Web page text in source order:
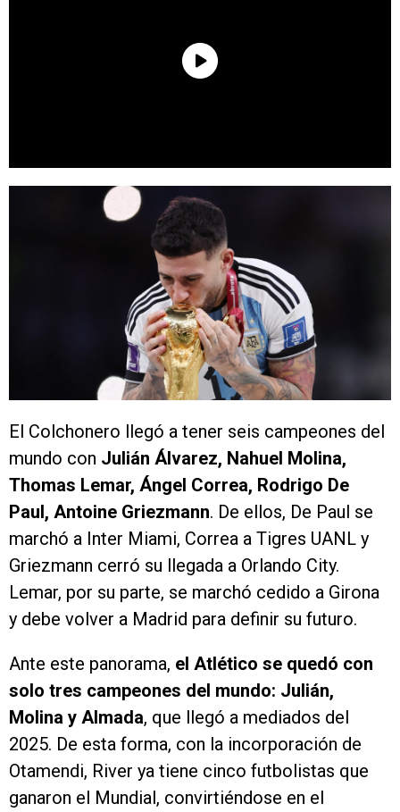
El Colchonero llegó a tener seis campeones del
mundo con Julián Álvarez, Nahuel Molina,
Thomas Lemar, Ángel Correa, Rodrigo De
Paul, Antoine Griezmann. De ellos, De Paul se
marchó a Inter Miami, Correa a Tigres UANL y
Griezmann cerró su llegada a Orlando City.
Lemar, por su parte, se marchó cedido a Girona
y debe volver a Madrid para definir su futuro.
Ante este panorama, el Atlético se quedó con
solo tres campeones del mundo: Julián,
Molina y Almada, que llegó a mediados del
2025. De esta forma, con la incorporación de
Otamendi, River ya tiene cinco futbolistas que
ganaron el Mundial, convirtiéndose en el